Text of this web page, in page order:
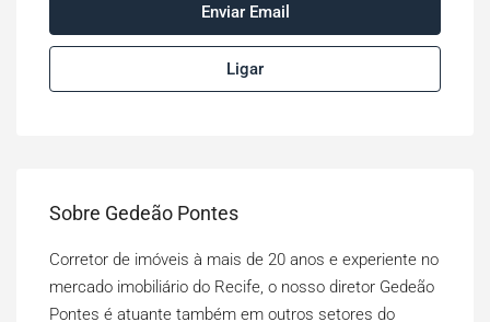
Enviar Email
Ligar
Sobre Gedeão Pontes
Corretor de imóveis à mais de 20 anos e experiente no
mercado imobiliário do Recife, o nosso diretor Gedeão
Pontes é atuante também em outros setores do